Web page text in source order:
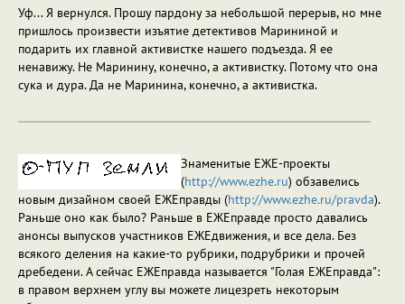
Уф... Я вернулся. Прошу пардону за небольшой перерыв, но мне
пришлось произвести изъятие детективов Марининой и
подарить их главной активистке нашего подъезда. Я ее
ненавижу. Не Маринину, конечно, а активистку. Потому что она
сука и дура. Да не Маринина, конечно, а активистка.
Знаменитые ЕЖЕ-проекты
(http://www.ezhe.ru) обзавелись
новым дизайном своей ЕЖЕправды (http://www.ezhe.ru/pravda).
Раньше оно как было? Раньше в ЕЖЕправде просто давались
анонсы выпусков участников ЕЖЕдвижения, и все дела. Без
всякого деления на какие-то рубрики, подрубрики и прочей
дребедени. А сейчас ЕЖЕправда называется "Голая ЕЖЕправда":
в правом верхнем углу вы можете лицезреть некоторым